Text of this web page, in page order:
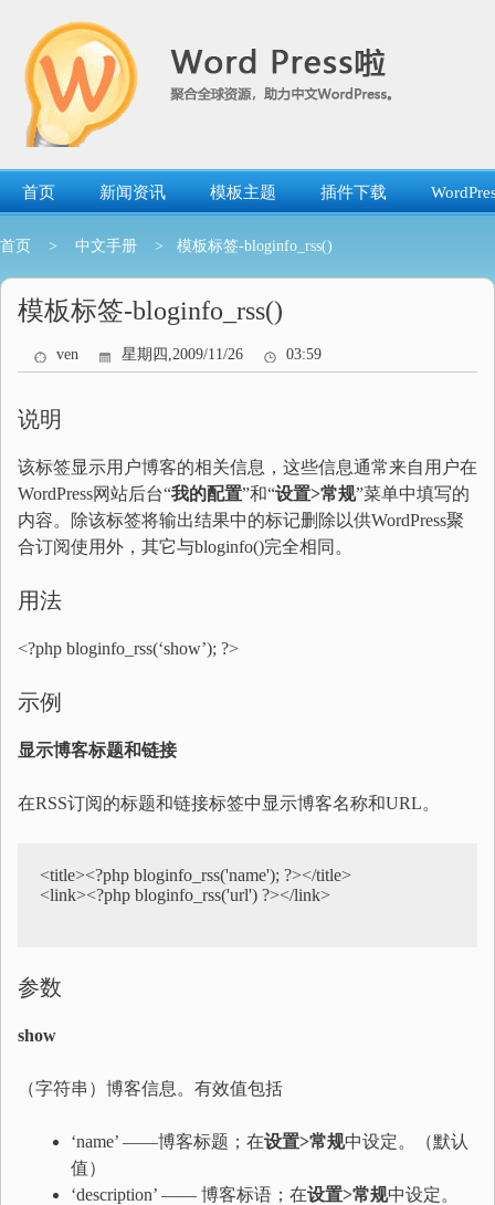
首页 新闻资讯 模板主题 插件下载
首页 > 中文手册 > 模板标签-bloginfo_rss()
模板标签-bloginfo_rss()
ven 星期四,2009/11/26 03:59
说明
该标签显示用户博客的相关信息，这些信息通常来自用户在
WordPress网站后台“我的配置”和“设置>常规”菜单中填写的
内容。除该标签将输出结果中的标记删除以供WordPress聚
合订阅使用外，其它与bloginfo()完全相同。
用法
<?php bloginfo_rss(‘show’); ?>
示例
显示博客标题和链接
在RSS订阅的标题和链接标签中显示博客名称和URL。
<title><?php bloginfo_rss('name'); ?></title>
<link><?php bloginfo_rss('url') ?></link>
参数
show
（字符串）博客信息。有效值包括
‘name’ ——博客标题；在设置>常规中设定。（默认
值）
‘description’ —— 博客标语；在设置>常规中设定。